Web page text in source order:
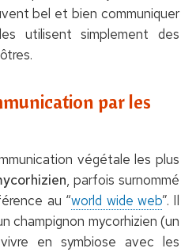
bel et bien communiquer
utilisent simplement des
par les
végétale les plus
, parfois surnommé
au “world wide web”. Il
champignon mycorhizien (un
en symbiose avec les